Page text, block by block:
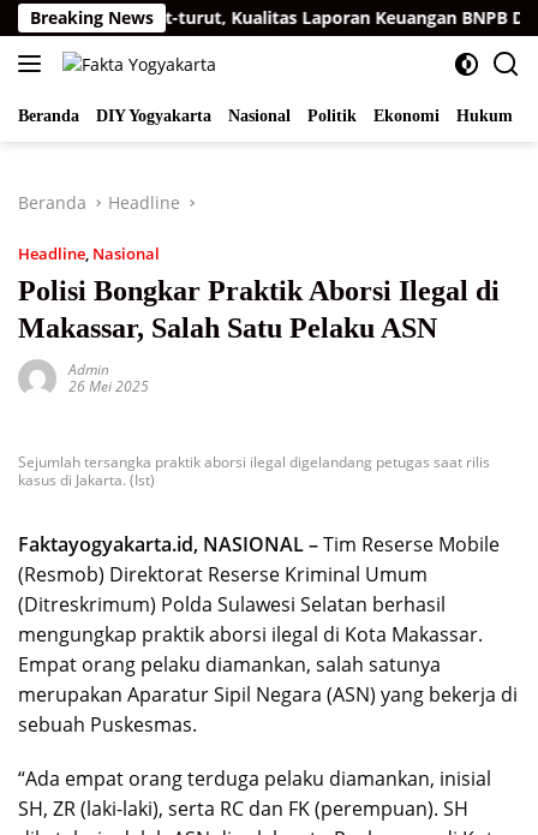
Langsung
ke
konten
Breaking News
ke-15 Berturut-turut, Kualitas Laporan Keuangan BNPB
Beranda DIY Yogyakarta Nasional Politik Ekonomi Hukum
Beranda Headline
Headline, Nasional
Polisi Bongkar Praktik Aborsi Ilegal di
Makassar, Salah Satu Pelaku ASN
Admin
26 Mei 2025
Sejumlah tersangka praktik aborsi ilegal digelandang petugas saat rilis
kasus di Jakarta. (Ist)
Faktayogyakarta.id, NASIONAL –Tim Reserse Mobile
(Resmob) Direktorat Reserse Kriminal Umum
(Ditreskrimum) Polda Sulawesi Selatan berhasil
mengungkap praktik aborsi ilegal di Kota Makassar.
Empat orang pelaku diamankan, salah satunya
merupakan Aparatur Sipil Negara (ASN) yang bekerja di
sebuah Puskesmas.
“Ada empat orang terduga pelaku diamankan, inisial
SH, ZR (laki-laki), serta RC dan FK (perempuan). SH